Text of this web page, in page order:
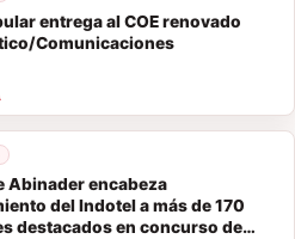
entrega al COE renovado
Comunicaciones
Abinader encabeza
del Indotel a más de 170
destacados en concurso de